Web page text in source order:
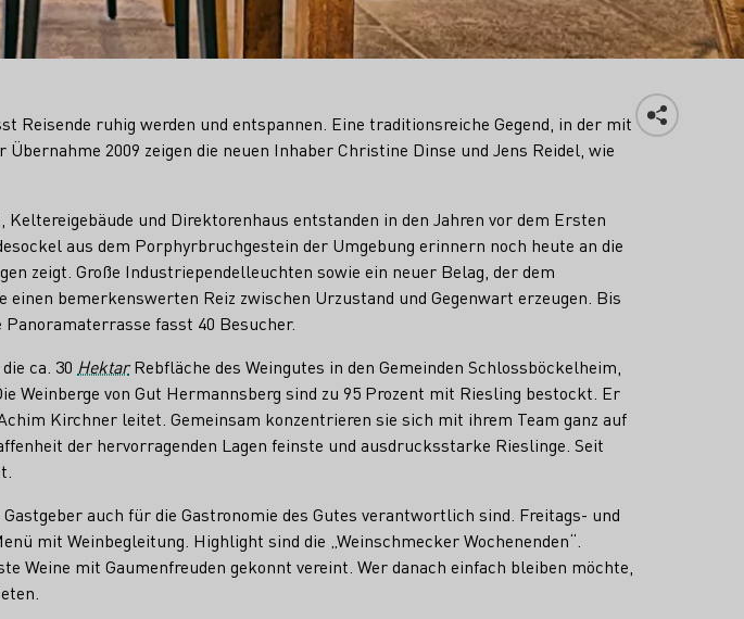
ruhig werden und entspannen. Eine traditionsreiche Gegend, in der mit
2009 zeigen die neuen Inhaber Christine Dinse und Jens Reidel, wie
und Direktorenhaus entstanden in den Jahren vor dem Ersten
aus dem Porphyrbruchgestein der Umgebung erinnern noch heute an die
zeigt. Große Industriependelleuchten sowie ein neuer Belag, der dem
bemerkenswerten Reiz zwischen Urzustand und Gegenwart erzeugen. Bis
fasst 40 Besucher.
ca. 30 HektarRebfläche des Weingutes in den Gemeinden Schlossböckelheim,
Weinberge von Gut Hermannsberg sind zu 95 Prozent mit Riesling bestockt. Er
Kirchner leitet. Gemeinsam konzentrieren sie sich mit ihrem Team ganz auf
der hervorragenden Lagen feinste und ausdrucksstarke Rieslinge. Seit
auch für die Gastronomie des Gutes verantwortlich sind. Freitags- und
mit Weinbegleitung. Highlight sind die „Weinschmecker Wochenenden“.
mit Gaumenfreuden gekonnt vereint. Wer danach einfach bleiben möchte,